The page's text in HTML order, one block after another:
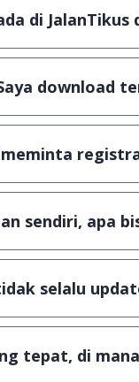
di
yang gratis
download
3 jenis
sendiri, apa
selalu
ada di
tepat, di